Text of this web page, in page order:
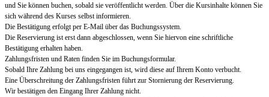
und Sie können buchen, sobald sie veröffentlicht werden. Über die Kursinhalte können Sie
sich während des Kurses selbst informieren.
Die Bestätigung erfolgt per E-Mail über das Buchungssystem.
Die Reservierung ist erst dann abgeschlossen, wenn Sie hiervon eine schriftliche
Bestätigung erhalten haben.
Zahlungsfristen und Raten finden Sie im Buchungsformular.
Sobald Ihre Zahlung bei uns eingegangen ist, wird diese auf Ihrem Konto verbucht.
Eine Überschreitung der Zahlungsfristen führt zur Stornierung der Reservierung.
Wir bestätigen den Eingang Ihrer Zahlung nicht.